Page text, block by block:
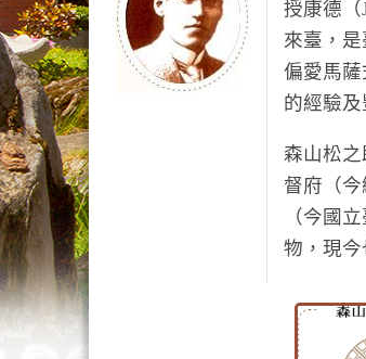
授康德（
來臺，
偏愛馬薩
的經驗
森山松
督府（
（今國
物，現